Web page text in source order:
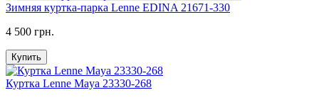
Зимняя куртка-парка Lenne EDINA 21671-330
4 500 грн.
Купить
Куртка Lenne Maya 23330-268